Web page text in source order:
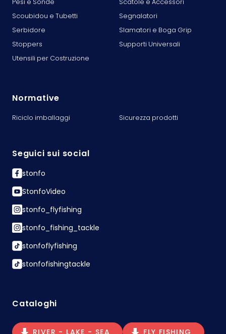
Pesi e Sonde
Scatole e Accessori
Scoubidou e Tubetti
Segnalatori
Serbidore
Slamatori e Boga Grip
Stoppers
Supporti Universali
Utensili per Costruzione
Normative
Riciclo imballaggi Sicurezza prodotti
Seguici sui social
stonfo
StonfoVideo
stonfo_flyfishing
stonfo_fishing_tackle
stonfoflyfishing
stonfofishingtackle
Cataloghi
RIVER - LAKE - SEA FLY FISHING